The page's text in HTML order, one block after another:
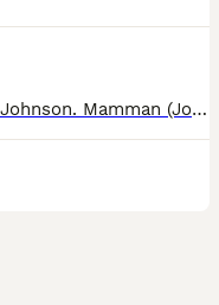
Hingst född i juli -25 e Franklin ue Johnson. Mamman (Johnson-Samber, inväntar prestationsklass ** inom kort via SWB, BLUP index 129) har gått FEI klasser med junior, samt har placeringar upp till MS